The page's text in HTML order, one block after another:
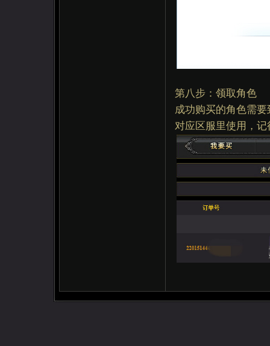
第八步：领取角色
成功购买的角色需要
对应区服里使用，